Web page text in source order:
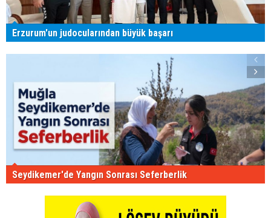
Erzurum'un judocularından büyük başarı
Seydikemer'de Yangın Sonrası Seferberlik